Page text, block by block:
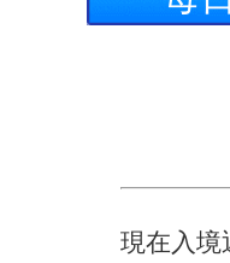
現在入境